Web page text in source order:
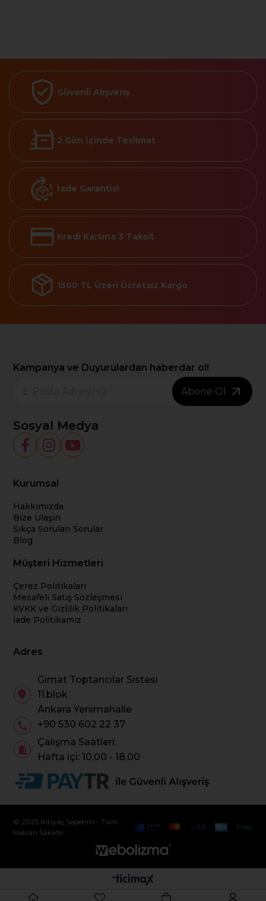
Güvenli Alışveriş
2 Gün İçinde Teslimat
İade Garantisi
Kredi Kartına 3 Taksit
1500 TL Üzeri Ücretsiz Kargo
Kampanya ve Duyurulardan haberdar ol!
Abone Ol
Sosyal Medya
Kurumsal
Hakkımızda
Bize Ulaşın
Sıkça Sorulan Sorular
Blog
Müşteri Hizmetleri
Çerez Politikaları
Mesafeli Satış Sözleşmesi
KVKK ve Gizlilik Politikaları
İade Politikamız
Adres
Gimat Toptancılar Sistesi
11.blok
Ankara Yenimahalle
+90 530 602 22 37
Çalışma Saatleri:
Hafta içi: 10.00 - 18.00
© 2025 İhtiyaç Sepetim - Tüm
Hakları Saklıdır.